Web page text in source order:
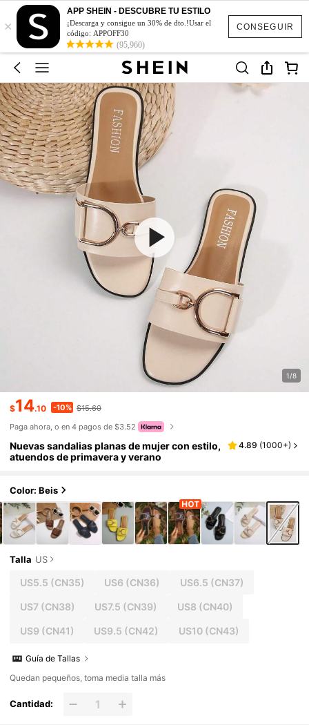
CONSEGUIR
×
APP SHEIN - DESCUBRE TU ESTILO
¡Descarga y consigue un 30% de dto.!Usar el
código: APPOFF30
(95,960)
1/8
$14.10 -10% $15.60
Paga ahora, o en 4 pagos de $3.52
Nuevas sandalias planas de mujer con estilo,
atuendos de primavera y verano
4.89 (1000+)
Color: Beis
Talla US
US5.5 (CN35) US6 (CN36) US6.5 (CN37)
US7(CN38) US7.5 (CN39) US8 (CN40)
US9 (CN41) US9.5 (CN42) US10(CN43)
Guía de Tallas
Quedan pequeños, toma media talla más
Cantidad: